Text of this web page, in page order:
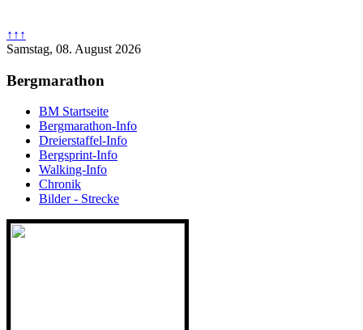
↑↑↑
Samstag, 08. August 2026
Bergmarathon
BM Startseite
Bergmarathon-Info
Dreierstaffel-Info
Bergsprint-Info
Walking-Info
Chronik
Bilder - Strecke